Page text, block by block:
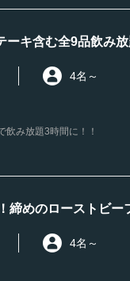
キ含む全9品飲み
4名 ～
み放題3時間に！！
締めのローストビ
4名 ～